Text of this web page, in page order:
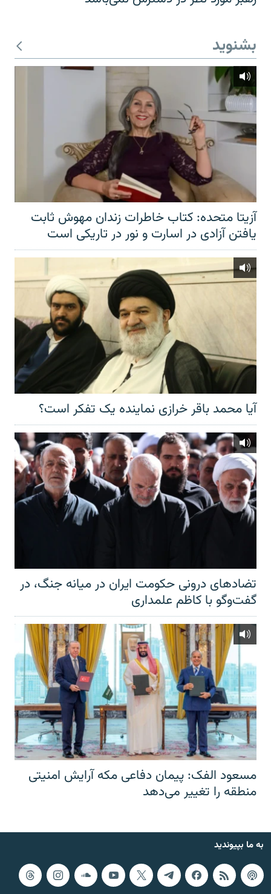
بشنوید
آزیتا متحده: کتاب خاطرات زندان مهوش ثابت
یافتن آزادی در اسارت و نور در تاریکی است
آیا محمد باقر خرازی نماینده یک تفکر است؟
تضادهای درونی حکومت ایران در میانه جنگ، در
گفت‌‌وگو با کاظم علمداری
مسعود الفک: پیمان دفاعی مکه آرایش امنیتی
منطقه را تغییر می‌دهد
به ما بپیوندید